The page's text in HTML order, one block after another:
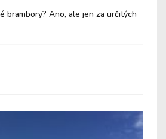
brambory? Ano, ale jen za určitých